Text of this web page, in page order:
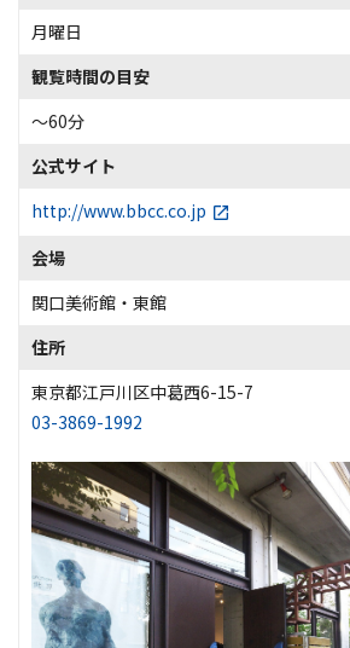
月曜日
観覧時間の目安
～60分
公式サイト
http://www.bbcc.co.jp
会場
関口美術館・東館
住所
東京都江戸川区中葛西6-15-7
03-3869-1992